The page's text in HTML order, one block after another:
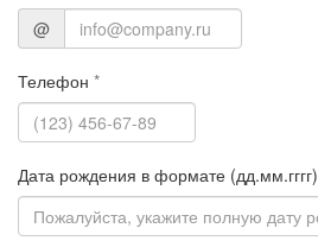
@
Телефон *
Дата рождения в формате (дд.мм.гггг)